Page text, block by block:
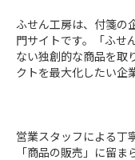
ふせん工房は、付箋の
門サイトです。「ふせ
ない独創的な商品を取
クトを最大化したい企
営業スタッフによる丁
「商品の販売」に留